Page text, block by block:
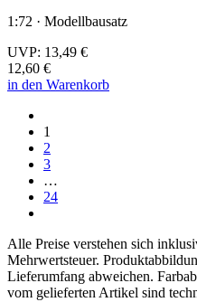
1:72 · Modellbausatz
UVP: 13,49 €
12,60 €
in den Warenkorb
1
2
3
…
24
Alle Preise verstehen sich
Mehrwertsteuer.
Lieferumfang abweichen.
vom gelieferten Artikel sind